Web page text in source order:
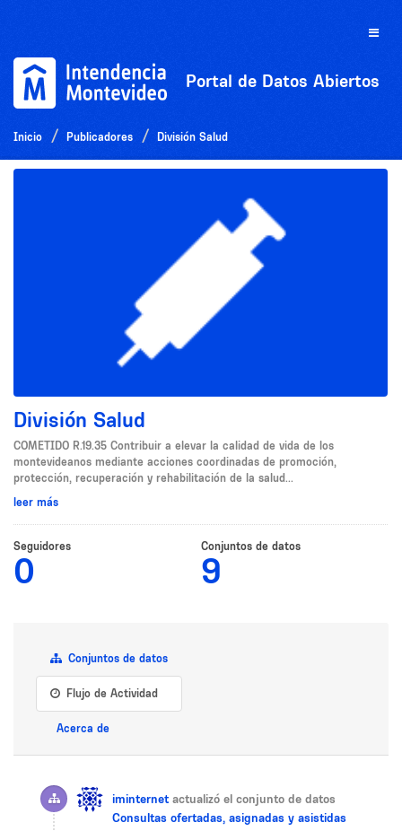
Toggle
Portal de Datos Abiertos
Inicio Publicadores División Salud
División Salud
COMETIDO R.19.35 Contribuir a elevar la calidad de vida de los
montevideanos mediante acciones coordinadas de promoción,
protección, recuperación y rehabilitación de la salud...
leer más
Seguidores
0
Conjuntos de datos
9
Conjuntos de datos
Flujo de Actividad
Acerca de
iminternet actualizó el conjunto de datos
Consultas ofertadas, asignadas y asistidas